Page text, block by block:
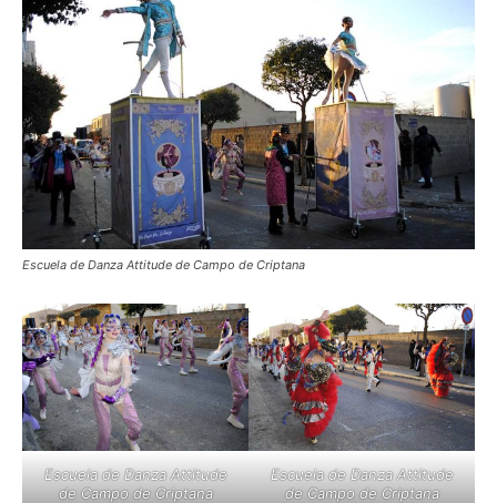
Escuela de Danza Attitude de Campo de Criptana
Escuela de Danza Attitude
de Campo de Criptana
Escuela de Danza Attitude
de Campo de Criptana